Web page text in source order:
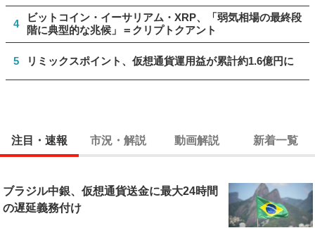
4
ビットコイン・イーサリアム・XRP、「弱気相場の最終段
階に典型的な兆候」＝クリプトクアント
5 リミックスポイント、仮想通貨運用益が累計約1.6億円に
注目・速報 市況・解説 動画解説 新着一覧
ブラジル中銀、仮想通貨送金に最大24時間
の遅延義務付け